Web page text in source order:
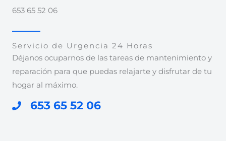
653 65 52 06
Servicio de Urgencia 24 Horas
Déjanos ocuparnos de las tareas de mantenimiento y
reparación para que puedas relajarte y disfrutar de tu
hogar al máximo.
653 65 52 06